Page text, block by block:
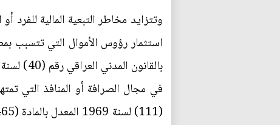
وتتزايد مخاطر التبعية المالية للفرد
استثمار رؤوس الأموال التي تتسبب
في مجال الصرافة أو المنافذ التي